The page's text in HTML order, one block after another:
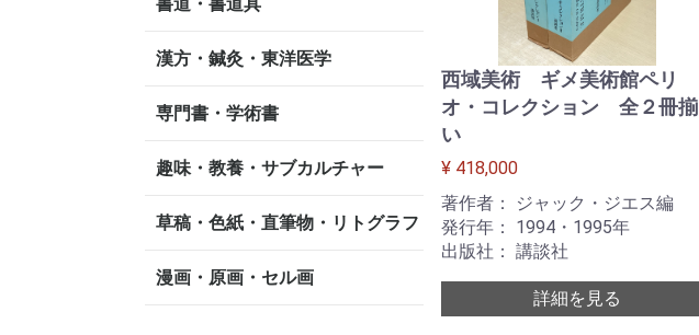
漢方・鍼灸・東洋医学
専門書・学術書
趣味・教養・サブカルチャー
草稿・色紙・直筆物・リトグラフ
漫画・原画・セル画
西域美術 ギメ美術館ペリ
オ・コレクション 全２冊揃
い
¥ 418,000
著作者： ジャック・ジエス編
発行年： 1994・1995年
出版社： 講談社
詳細を見る